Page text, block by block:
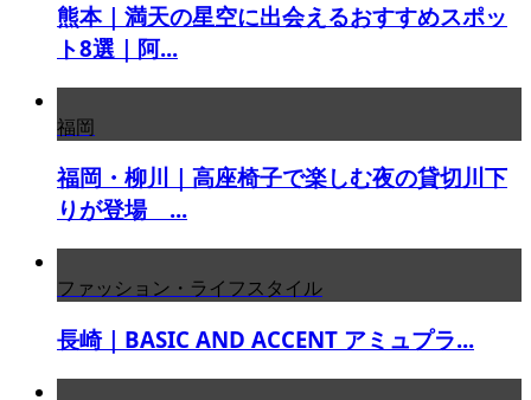
熊本｜満天の星空に出会えるおすすめスポッ
ト8選｜阿...
福岡
福岡・柳川｜高座椅子で楽しむ夜の貸切川下
りが登場 ...
ファッション・ライフスタイル
長崎｜BASIC AND ACCENT アミュプラ...